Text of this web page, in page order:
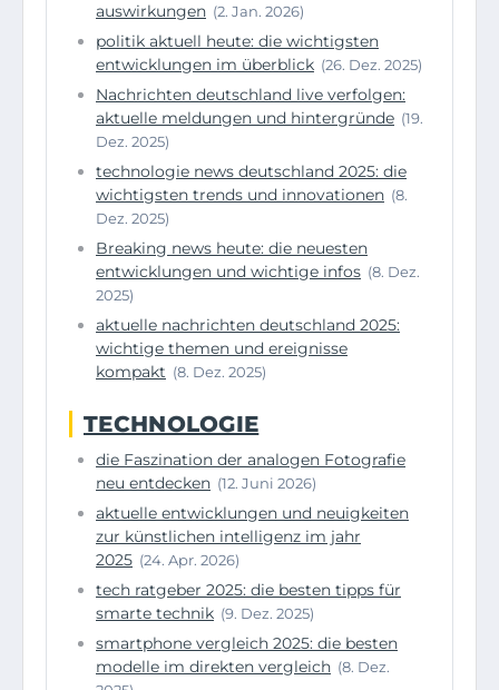
auswirkungen (2. Jan. 2026)
politik aktuell heute: die wichtigsten
entwicklungen im überblick (26. Dez. 2025)
Nachrichten deutschland live verfolgen:
aktuelle meldungen und hintergründe (19.
Dez. 2025)
technologie news deutschland 2025: die
wichtigsten trends und innovationen (8.
Dez. 2025)
Breaking news heute: die neuesten
entwicklungen und wichtige infos (8. Dez.
2025)
aktuelle nachrichten deutschland 2025:
wichtige themen und ereignisse
kompakt (8. Dez. 2025)
TECHNOLOGIE
die Faszination der analogen Fotografie
neu entdecken (12. Juni 2026)
aktuelle entwicklungen und neuigkeiten
zur künstlichen intelligenz im jahr
2025 (24. Apr. 2026)
tech ratgeber 2025: die besten tipps für
smarte technik (9. Dez. 2025)
smartphone vergleich 2025: die besten
modelle im direkten vergleich (8. Dez.